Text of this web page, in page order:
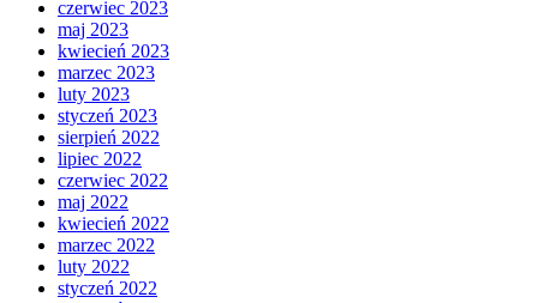
czerwiec 2023
maj 2023
kwiecień 2023
marzec 2023
luty 2023
styczeń 2023
sierpień 2022
lipiec 2022
czerwiec 2022
maj 2022
kwiecień 2022
marzec 2022
luty 2022
styczeń 2022